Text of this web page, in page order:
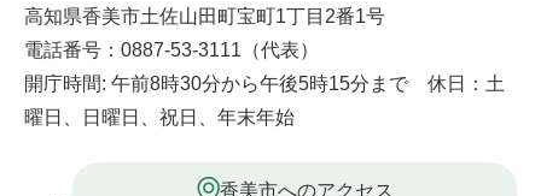
高知県香美市土佐山田町宝町1丁目2番1号
電話番号：0887-53-3111（代表）
開庁時間: 午前8時30分から午後5時15分まで 休日：土
曜日、日曜日、祝日、年末年始
香美市へのアクセス